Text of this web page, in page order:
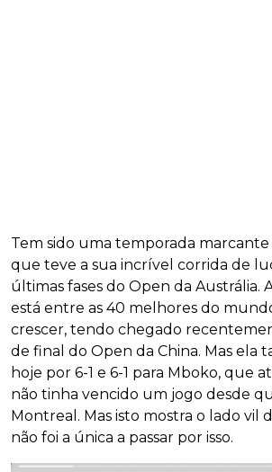
Tem sido uma temporada marcante
que teve a sua incrível corrida de
últimas fases do Open da Austrália.
está entre as 40 melhores do
crescer, tendo chegado
de final do Open da China. Mas ela
hoje por 6-1 e 6-1 para Mboko, que
não tinha vencido um jogo desde
Montreal. Mas isto mostra o lado vil
não foi a única a passar por isso.